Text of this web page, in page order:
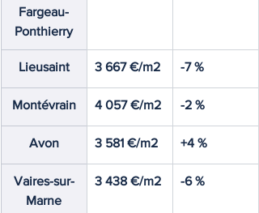
Fargeau-
Ponthierry
Lieusaint 3 667 €/m2 -7 %
Montévrain 4 057 €/m2 -2 %
Avon 3 581 €/m2 +4 %
Vaires-sur-
Marne
3 438 €/m2 -6 %